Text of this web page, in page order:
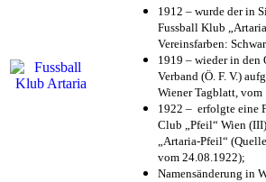
1912 – wurde der in
Fussball Klub
Vereinsfarben:
1919 – wieder in den
Verband (Ö. F. V.)
Wiener Tagblatt, vom
1922 – erfolgte eine
Club „Pfeil“ Wien
„Artaria-Pfeil“
vom 24.08.1922);
Namensänderung in